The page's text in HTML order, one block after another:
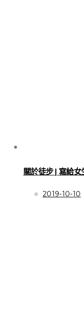
關於徒步 | 寫給
2019-10-10